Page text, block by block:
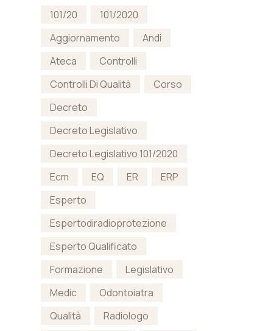
101/20
101/2020
Aggiornamento
Andi
Ateca
Controlli
Controlli Di Qualità
Corso
Decreto
Decreto Legislativo
Decreto Legislativo 101/2020
Ecm
EQ ER
ERP
Esperto
Espertodiradioprotezione
Esperto Qualificato
Formazione
Legislativo
Medic
Odontoiatra
Qualità
Radiologo